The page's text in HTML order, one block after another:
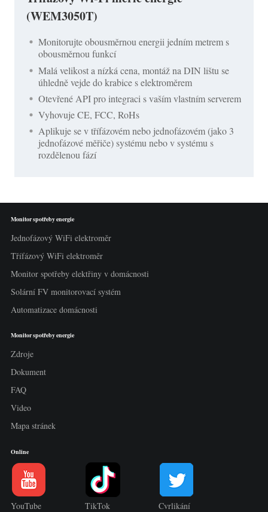
(WEM3050T)
Monitorujte obousměrnou energii jedním metrem s
obousměrnou funkcí
Malá velikost a nízká cena, montáž na DIN lištu se
úhledně vejde do krabice s elektroměrem
Otevřené API pro integraci s vaším vlastním serverem
Vyhovuje CE, FCC, RoHs
Aplikuje se v třífázovém nebo jednofázovém (jako 3
jednofázové měřiče) systému nebo v systému s
rozdělenou fází
Monitor spotřeby energie
Jednofázový WiFi elektroměr
Třífázový WiFi elektroměr
Monitor spotřeby elektřiny v domácnosti
Solární FV monitorovací systém
Automatizace domácnosti
Monitor spotřeby energie
Zdroje
Dokument
FAQ
Video
Mapa stránek
Online
YouTube TikTok Cvrlikání